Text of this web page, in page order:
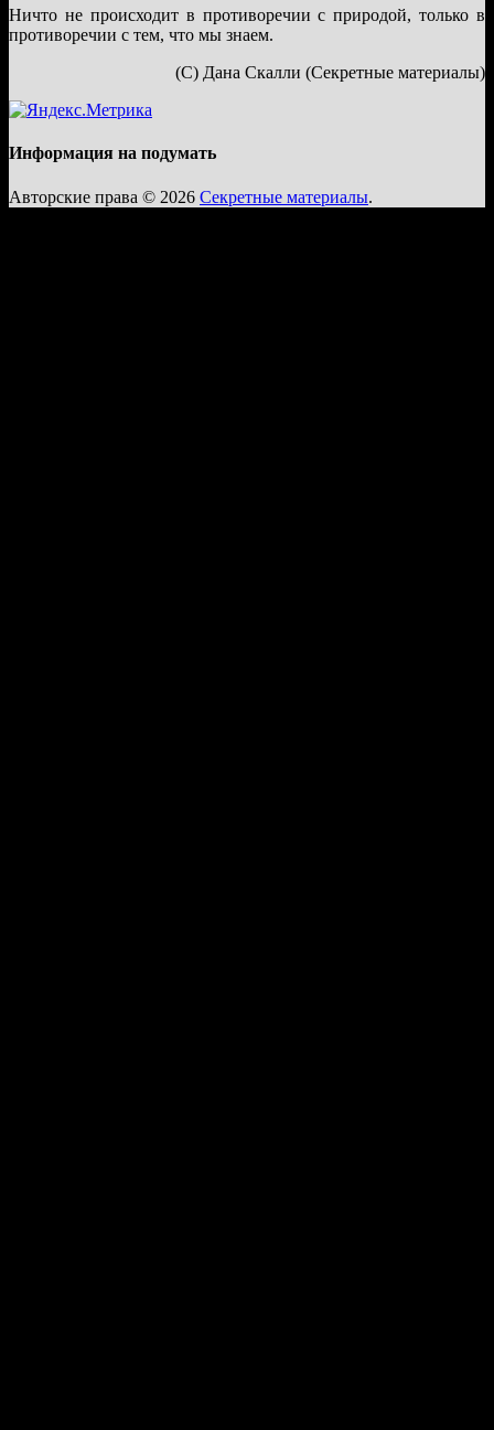
Ничто не происходит в противоречии с природой, только в
противоречии с тем, что мы знаем.
(С) Дана Скалли (Секретные материалы)
Информация на подумать
Авторские права © 2026 Секретные материалы.